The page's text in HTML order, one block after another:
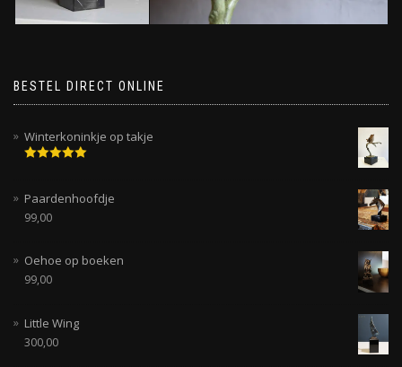
BESTEL DIRECT ONLINE
Winterkoninkje op takje
Paardenhoofdje
99,00
Oehoe op boeken
99,00
Little Wing
300,00